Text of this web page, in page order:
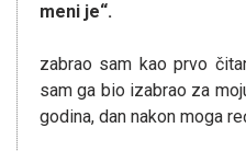
meni je“.
zabrao sam kao prvo
sam ga bio izabrao za
godina, dan nakon moga